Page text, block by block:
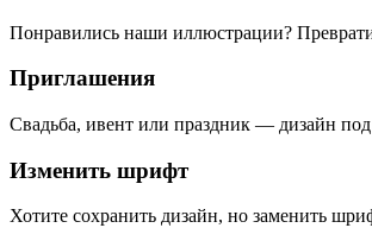
Понравились наши иллюстрации?
Приглашения
Свадьба, ивент или праздник — дизайн
Изменить шрифт
Хотите сохранить дизайн, но заменить